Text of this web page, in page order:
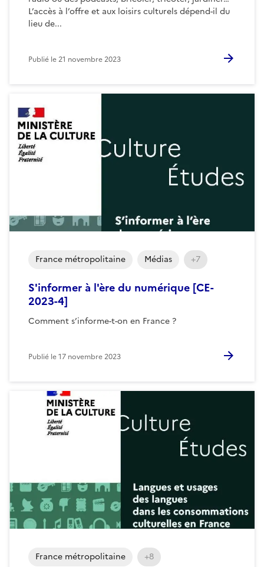
L’accès à l’offre et aux loisirs culturels dépend-il du
lieu de...
Publié le21 novembre 2023
S'informer à l'ère du numérique [CE-
2023-4]
Comment s’informe-t-on en France ?
France métropolitaine Médias +7
Publié le17 novembre 2023
France métropolitaine +8